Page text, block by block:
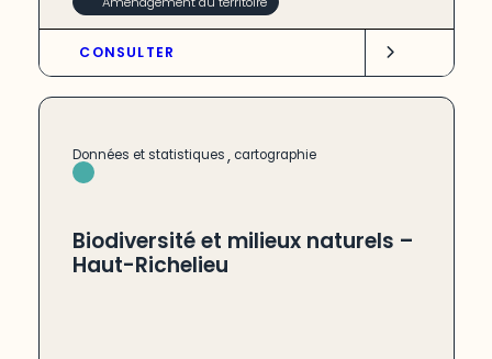
CONSULTER
Données et statistiques, cartographie
Biodiversité et milieux naturels –
Haut-Richelieu